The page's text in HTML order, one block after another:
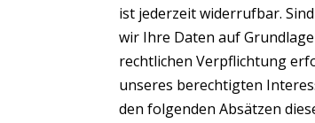
ist jederzeit widerrufbar.
wir Ihre Daten auf
rechtlichen Verpflichtung
unseres berechtigten
den folgenden Absätzen